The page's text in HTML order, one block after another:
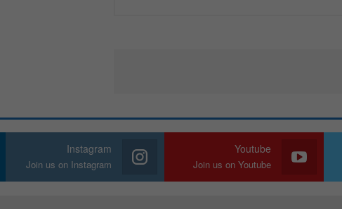
Youtube
Join us on Youtube
Instagram
Join us on Instagram